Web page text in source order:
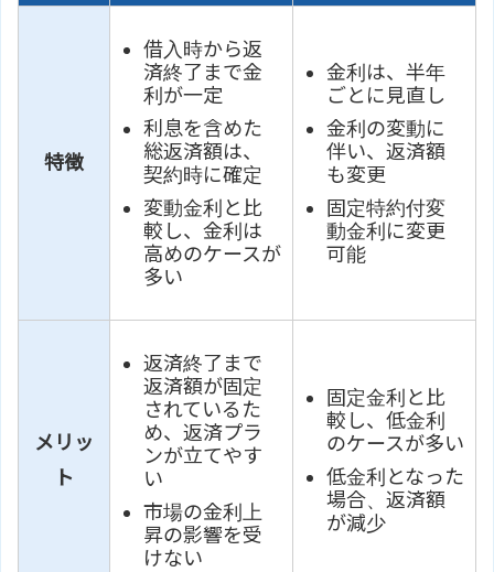
特徴
借入時から返
済終了まで金
利が一定
利息を含めた
総返済額は、
契約時に確定
変動金利と比
較し、金利は
高めのケースが
多い
金利は、半年
ごとに見直し
金利の変動に
伴い、返済額
も変更
固定特約付変
動金利に変更
可能
メリッ
ト
返済終了まで
返済額が固定
されているた
め、返済プラ
ンが立てやす
い
市場の金利上
昇の影響を受
けない
固定金利と比
較し、低金利
のケースが多い
低金利となった
場合、返済額
が減少